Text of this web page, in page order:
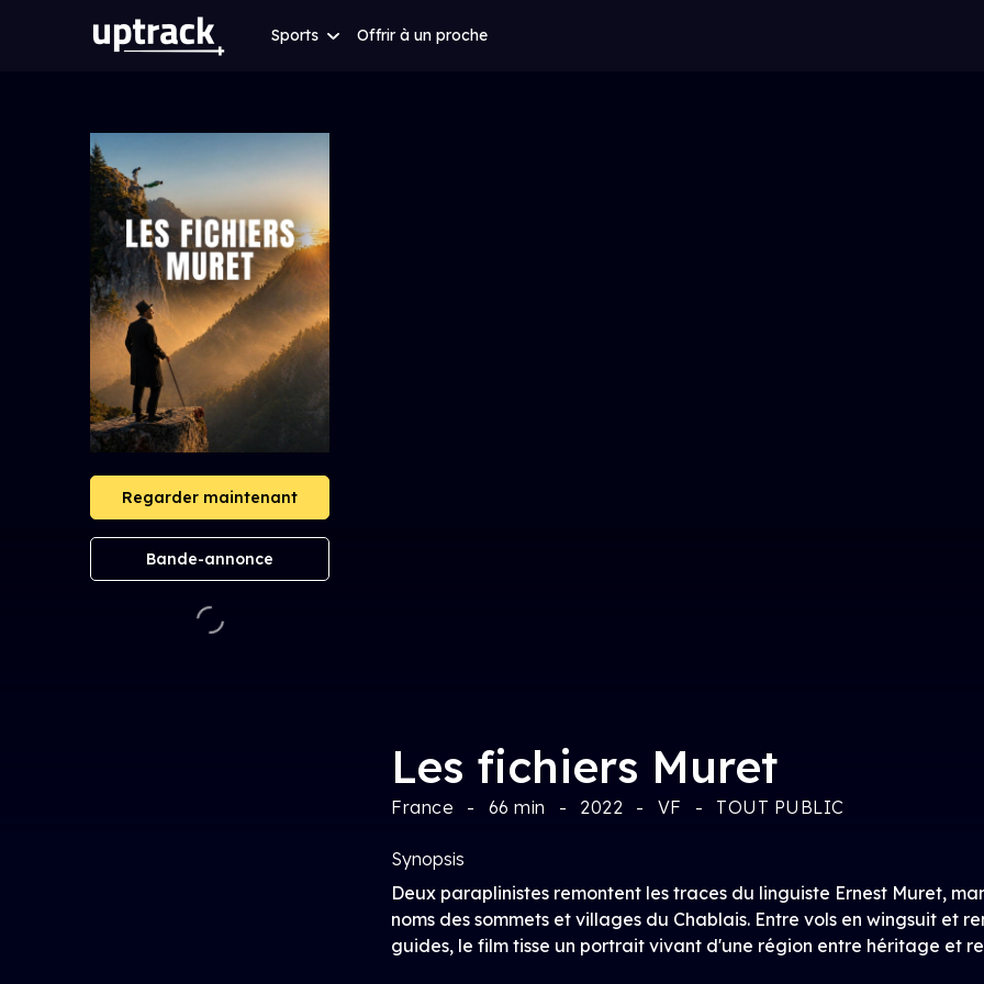
Sports Offrir à un proche
Regarder maintenant
Bande-annonce
Les fichiers Muret
France 66 min 2022 VF TOUT PUBLIC
Synopsis
Deux paraplinistes remontent les traces du linguiste Ernest Muret,
noms des sommets et villages du Chablais. Entre vols en wingsuit et
guides, le film tisse un portrait vivant d'une région entre héritage et